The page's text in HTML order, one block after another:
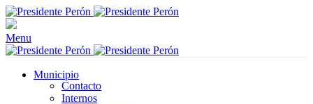
Menu
Municipio
Contacto
Internos